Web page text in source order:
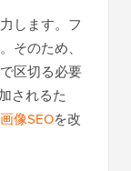
します。フ
そのため、
区切る必要
されるた
画像SEOを改